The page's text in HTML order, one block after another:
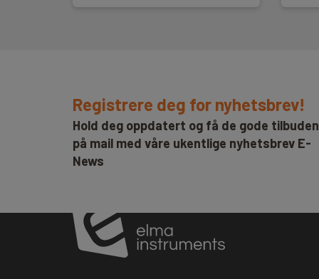
Registrere deg for nyhetsbrev!
Hold deg oppdatert og få de gode
på mail med våre ukentlige nyhetsbrev E-
News